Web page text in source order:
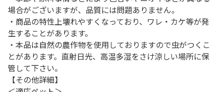
場合がございますが、品質には問題ありません。
・商品の特性上壊れやすくなっており、ワレ・カケ等が発
生することがあります。
・本品は自然の農作物を使用しておりますので虫がつくこ
とがあります。直射日光、高温多湿をさけ涼しい場所に保
管して下さい。
【その他詳細】